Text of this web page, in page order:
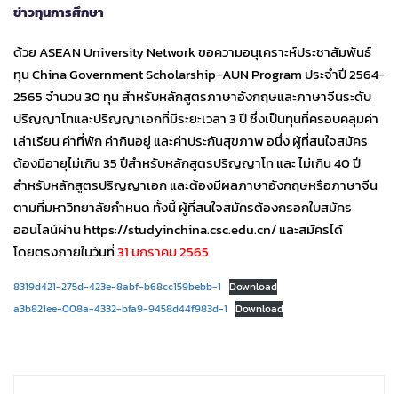
ข่าวทุนการศึกษา
ด้วย ASEAN University Network ขอความอนุเคราะห์ประชาสัมพันธ์
ทุน China Government Scholarship-AUN Program ประจำปี 2564-
2565 จำนวน 30 ทุน สำหรับหลักสูตรภาษาอังกฤษและภาษาจีนระดับ
ปริญญาโทและปริญญาเอกที่มีระยะเวลา 3 ปี ซึ่งเป็นทุนที่ครอบคลุมค่า
เล่าเรียน ค่าที่พัก ค่ากินอยู่ และค่าประกันสุขภาพ อนึ่ง ผู้ที่สนใจสมัคร
ต้องมีอายุไม่เกิน 35 ปีสำหรับหลักสูตรปริญญาโท และ ไม่เกิน 40 ปี
สำหรับหลักสูตรปริญญาเอก และต้องมีผลภาษาอังกฤษหรือภาษาจีน
ตามที่มหาวิทยาลัยกำหนด ทั้งนี้ ผู้ที่สนใจสมัครต้องกรอกใบสมัคร
ออนไลน์ผ่าน https://studyinchina.csc.edu.cn/ และสมัครได้
โดยตรงภายในวันที่31 มกราคม 2565
8319d421-275d-423e-8abf-b68cc159bebb-1 Download
a3b821ee-008a-4332-bfa9-9458d44f983d-1 Download